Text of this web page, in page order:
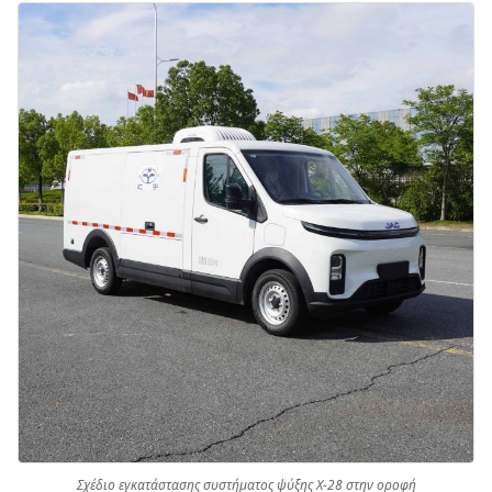
Σχέδιο εγκατάστασης συστήματος ψύξης X-28 στην οροφή